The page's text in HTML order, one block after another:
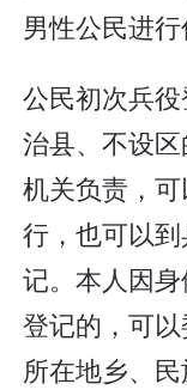
男性公民进行
公民初次兵
治县、不设
机关负责，
行，也可以
记。本人因
登记的，可
所在地乡、